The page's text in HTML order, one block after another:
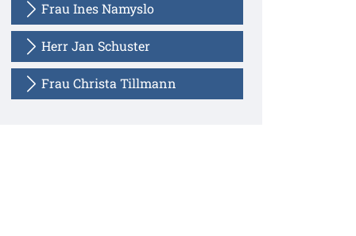
Frau Ines Namyslo
Herr Jan Schuster
Frau Christa Tillmann